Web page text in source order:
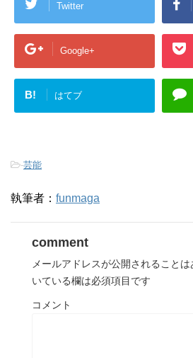
Twitter
Google+
B! はてブ
-芸能
執筆者： funmaga
comment
メールアドレスが公開されることは
いている欄は必須項目です
コメント